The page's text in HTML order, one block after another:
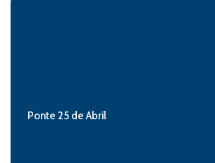
Ponte 25 de Abril